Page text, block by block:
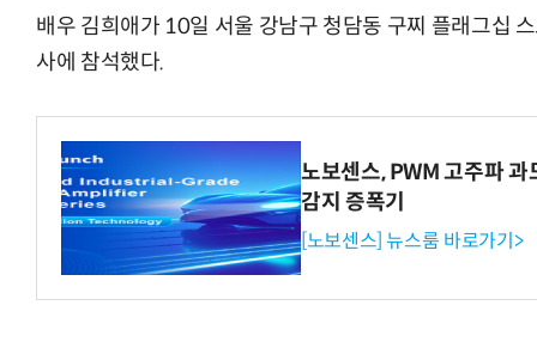
배우 김희애가 10일 서울 강남구 청담동 구찌 플래그십
사에 참석했다.
노보센스, PWM 고주파
감지 증폭기
[노보센스] 뉴스룸 바로가기>